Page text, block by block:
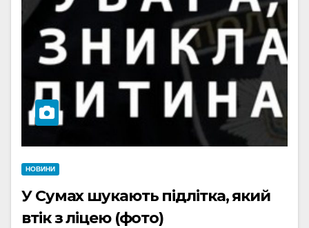
НОВИНИ
У Сумах шукають підлітка, який
втік з ліцею (фото)